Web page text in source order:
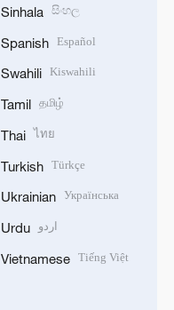
Sinhala සිංහල
Spanish Español
Swahili Kiswahili
Tamil தமிழ்
Thai ไทย
Turkish Türkçe
Ukrainian Українська
Urdu اردو
Vietnamese Tiếng Việt